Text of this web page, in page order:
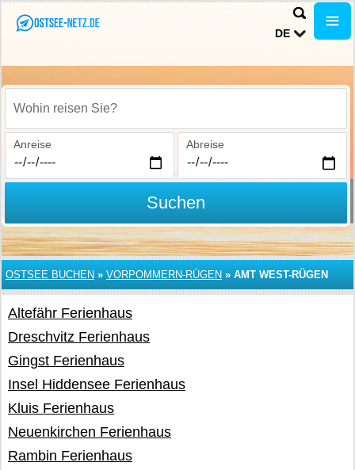
DE
Wohin reisen Sie?
Anreise Abreise
Suchen
OSTSEE BUCHEN » VORPOMMERN-RÜGEN » AMT WEST-RÜGEN
Altefähr Ferienhaus
Dreschvitz Ferienhaus
Gingst Ferienhaus
Insel Hiddensee Ferienhaus
Kluis Ferienhaus
Neuenkirchen Ferienhaus
Rambin Ferienhaus